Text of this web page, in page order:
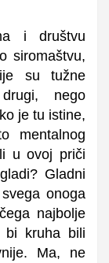
i društvu
siromaštvu,
su tužne
nego
je tu istine,
mentalnog
u ovoj priči
Gladni
onoga
najbolje
kruha bili
Ma, ne